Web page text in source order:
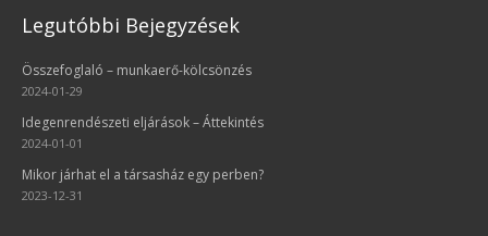
Legutóbbi Bejegyzések
Összefoglaló – munkaerő-kölcsönzés
2024-01-29
Idegenrendészeti eljárások – Áttekintés
2024-01-01
Mikor járhat el a társasház egy perben?
2023-12-31